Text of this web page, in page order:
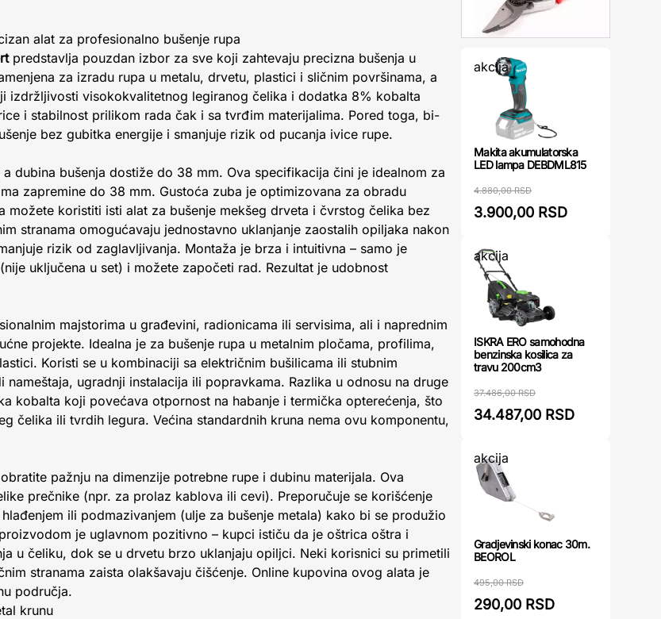
alat za profesionalno bušenje rupa
predstavlja pouzdan izbor za sve koji zahtevaju precizna bušenja u
za izradu rupa u metalu, drvetu, plastici i sličnim površinama, a
izdržljivosti visokokvalitetnog legiranog čelika i dodatka 8% kobalta
i stabilnost prilikom rada čak i sa tvrđim materijalima. Pored toga, bi-
bez gubitka energije i smanjuje rizik od pucanja ivice rupe.
a dubina bušenja dostiže do 38 mm. Ova specifikacija čini je idealnom za
zapremine do 38 mm. Gustoća zuba je optimizovana za obradu
možete koristiti isti alat za bušenje mekšeg drveta i čvrstog čelika bez
stranama omogućavaju jednostavno uklanjanje zaostalih opiljaka nakon
rizik od zaglavljivanja. Montaža je brza i intuitivna – samo je
uključena u set) i možete započeti rad. Rezultat je udobnost
majstorima u građevini, radionicama ili servisima, ali i naprednim
projekte. Idealna je za bušenje rupa u metalnim pločama, profilima,
Koristi se u kombinaciji sa električnim bušilicama ili stubnim
ugradnji instalacija ili popravkama. Razlika u odnosu na druge
kobalta koji povećava otpornost na habanje i termička opterećenja, što
čelika ili tvrdih legura. Većina standardnih kruna nema ovu komponentu,
pažnju na dimenzije potrebne rupe i dubinu materijala. Ova
prečnike (npr. za prolaz kablova ili cevi). Preporučuje se korišćenje
ili podmazivanjem (ulje za bušenje metala) kako bi se produžio
je uglavnom pozitivno – kupci ističu da je oštrica oštra i
u čeliku, dok se u drvetu brzo uklanjaju opiljci. Neki korisnici su primetili
stranama zaista olakšavaju čišćenje. Online kupovina ovog alata je
područja.
krunu
akcija
Makita akumulatorska
LED lampa DEBDML815
4.880,00 RSD
3.900,00 RSD
akcija
ISKRA ERO samohodna
benzinska kosilica za
travu 200cm3
37.486,00 RSD
34.487,00 RSD
akcija
Gradjevinski konac 30m.
BEOROL
495,00 RSD
290,00 RSD